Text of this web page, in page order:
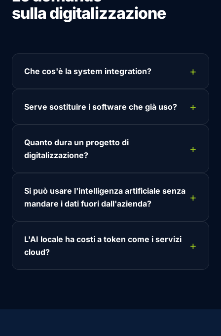
sulla digitalizzazione
Che cos'è la system integration?
Serve sostituire i software che già uso?
Quanto dura un progetto di
digitalizzazione?
Si può usare l'intelligenza artificiale senza
mandare i dati fuori dall'azienda?
L'AI locale ha costi a token come i servizi
cloud?